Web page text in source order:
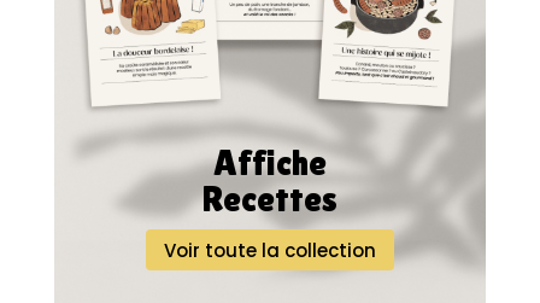
Affiche
Recettes
Voir toute la collection